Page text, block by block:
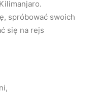
spróbować swoich
się na rejs